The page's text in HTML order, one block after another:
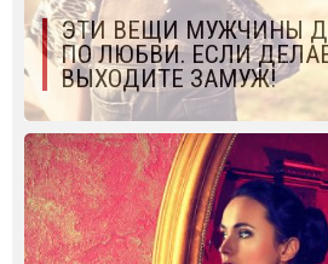
ЭТИ ВЕЩИ МУЖЧИНЫ
ПО ЛЮБВИ. ЕСЛИ
ВЫХОДИТЕ ЗАМУЖ!